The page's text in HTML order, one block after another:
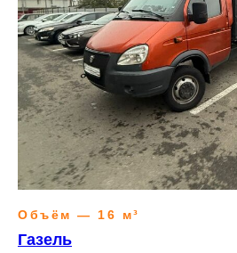
Объём — 16 м³
Газель